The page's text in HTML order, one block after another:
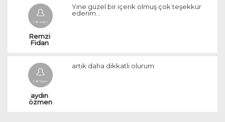
Remzi
Fidan
Yine güzel bir içerik olmuş çok teşekkür
ederim...
aydın
özmen
artık daha dikkatli olurum